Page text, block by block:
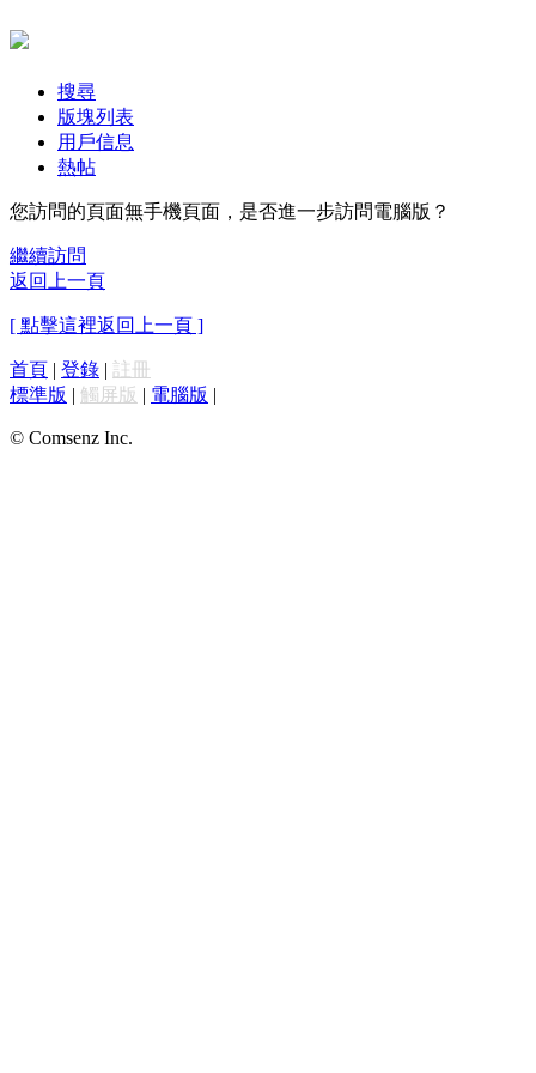
搜尋
版塊列表
用戶信息
熱帖
您訪問的頁面無手機頁面，是否進一步訪問電腦版？
繼續訪問
返回上一頁
[ 點擊這裡返回上一頁 ]
首頁 | 登錄 | 註冊
標準版 | 觸屏版 | 電腦版 |
© Comsenz Inc.